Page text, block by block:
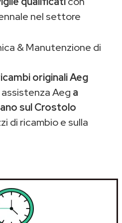
nel settore
& Manutenzione di
originali Aeg
Aeg a
sul Crostolo
di ricambio e sulla